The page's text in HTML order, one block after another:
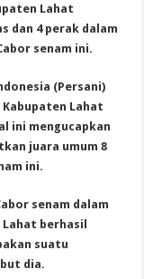
Lahat
dan 4 perak dalam
senam ini.
(Persani)
Kabupaten Lahat
ini mengucapkan
juara umum 8
ini.
senam dalam
Lahat berhasil
suatu
dia.